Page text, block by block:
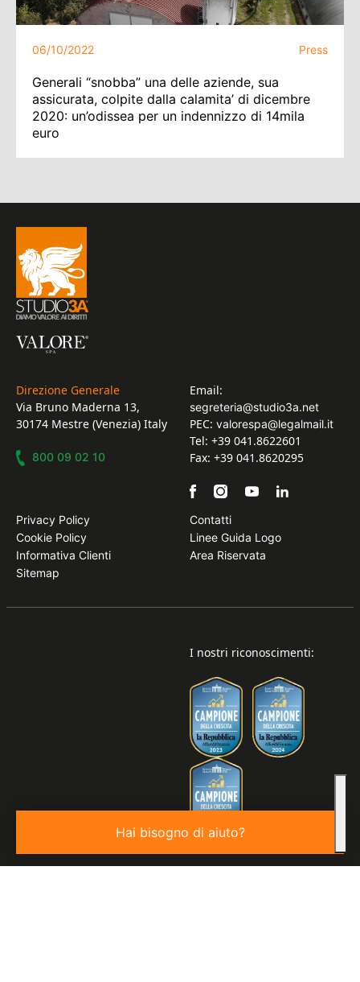
Hai bisogno di aiuto?
06/10/2022 Press
Generali “snobba” una delle aziende, sua
assicurata, colpite dalla calamita’ di dicembre
2020: un’odissea per un indennizzo di 14mila
euro
Direzione Generale
Via Bruno Maderna 13,
30174 Mestre (Venezia) Italy
800 09 02 10
Email:
segreteria@studio3a.net
PEC: valorespa@legalmail.it
Tel: +39 041.8622601
Fax: +39 041.8620295
Privacy Policy
Cookie Policy
Informativa Clienti
Sitemap
Contatti
Linee Guida Logo
Area Riservata
I nostri riconoscimenti: